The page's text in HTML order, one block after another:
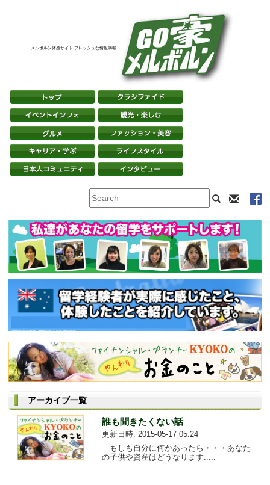
メルボルン体感サイト フレッシュな情報満載
アーカイブ一覧
誰も聞きたくない話
更新日時: 2015-05-17 05:24
もしも自分に何かあったら・・・あなた
の子供や資産はどうなります.....